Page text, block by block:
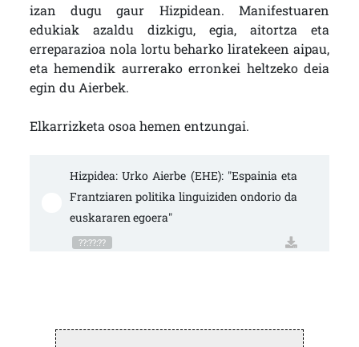
izan dugu gaur Hizpidean. Manifestuaren
edukiak azaldu dizkigu, egia, aitortza eta
erreparazioa nola lortu beharko liratekeen aipau,
eta hemendik aurrerako erronkei heltzeko deia
egin du Aierbek.
Elkarrizketa osoa hemen entzungai.
Hizpidea: Urko Aierbe (EHE): "Espainia eta
Frantziaren politika linguiziden ondorio da
euskararen egoera"
??:??:??